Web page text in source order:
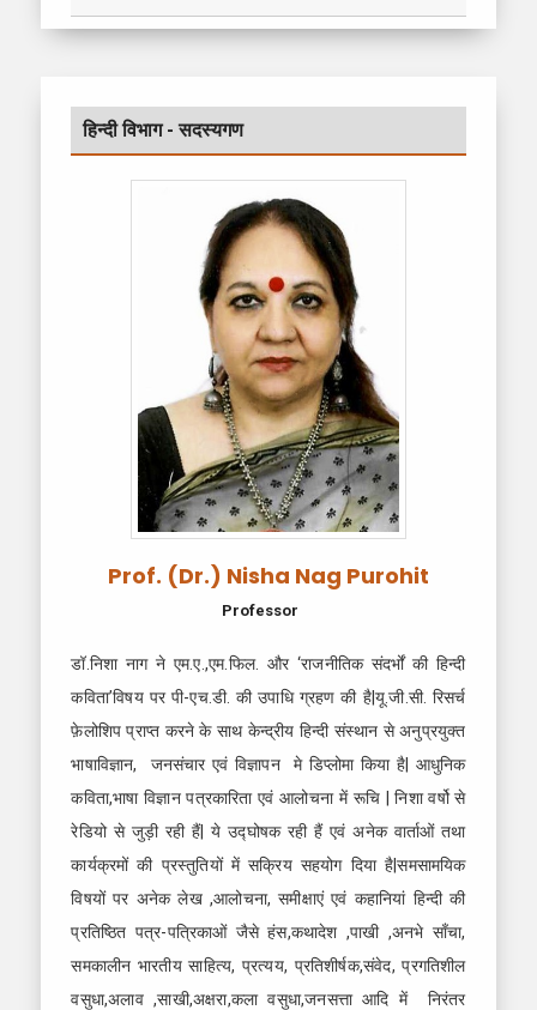
हिन्दी विभाग - सदस्यगण
Prof. (Dr.) Nisha Nag Purohit
Professor
डॉ.निशा नाग ने एम.ए.,एम.फिल. और ‘राजनीतिक संदर्भों की हिन्दी
कविता’विषय पर पी-एच.डी. की उपाधि ग्रहण की है|यू.जी.सी. रिसर्च
फ़ेलोशिप प्राप्त करने के साथ केन्द्रीय हिन्दी संस्थान से अनुप्रयुक्त
भाषाविज्ञान, जनसंचार एवं विज्ञापन मे डिप्लोमा किया है| आधुनिक
कविता,भाषा विज्ञान पत्रकारिता एवं आलोचना में रूचि | निशा वर्षो से
रेडियो से जुड़ी रही हैं| ये उद्घोषक रही हैं एवं अनेक वार्ताओं तथा
कार्यक्रमों की प्रस्तुतियों में सक्रिय सहयोग दिया है|समसामयिक
विषयों पर अनेक लेख ,आलोचना, समीक्षाएं एवं कहानियां हिन्दी की
प्रतिष्ठित पत्र-पत्रिकाओं जैसे हंस,कथादेश ,पाखी ,अनभे साँचा,
समकालीन भारतीय साहित्य, प्रत्यय, प्रतिशीर्षक,संवेद, प्रगतिशील
वसुधा,अलाव ,साखी,अक्षरा,कला वसुधा,जनसत्ता आदि में निरंतर